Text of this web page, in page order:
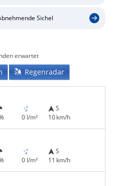
Sichel
erwartet
Regenradar
0 l/m²
S
10 km/h
0 l/m²
S
11 km/h